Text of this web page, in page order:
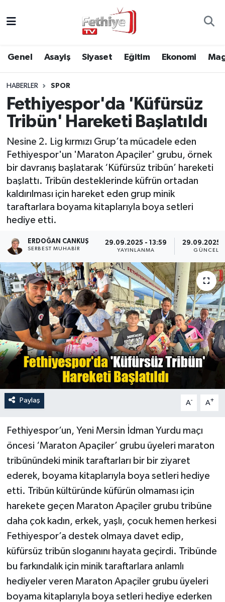
Genel Asayiş Siyaset Eğitim Ekonomi
HABERLER SPOR
Fethiyespor'da 'Küfürsüz
Tribün' Hareketi Başlatıldı
Nesine 2. Lig kırmızı Grup’ta mücadele eden
Fethiyespor'un 'Maraton Apaçiler' grubu, örnek
bir davranış başlatarak ‘Küfürsüz tribün’ hareketi
başlattı. Tribün desteklerinde küfrün ortadan
kaldırılması için hareket eden grup minik
taraftarlara boyama kitaplarıyla boya setleri
hediye etti.
ERDOĞAN CANKUŞ
SERBEST MUHABIR
29.09.2025 - 13:59
YAYINLANMA
29.09.2025
Paylaş A- A+
Fethiyespor’un, Yeni Mersin İdman Yurdu maçı
öncesi ‘Maraton Apaçiler’ grubu üyeleri maraton
tribünündeki minik taraftarları bir bir ziyaret
ederek, boyama kitaplarıyla boya setleri hediye
etti. Tribün kültüründe küfürün olmaması için
harekete geçen Maraton Apaçiler grubu tribüne
daha çok kadın, erkek, yaşlı, çocuk hemen herkesi
Fethiyespor’a destek olmaya davet edip,
küfürsüz tribün sloganını hayata geçirdi. Tribünde
bu farkındalık için minik taraftarlara anlamlı
hediyeler veren Maraton Apaçiler grubu üyeleri
boyama kitaplarıyla boya setleri hediye ederken
Asayiş
Eğitim
Ekonomi
Kültür
Magazin
Spor
Turizm
Muğla Hava Durumu
Muğla Namaz Vakitleri
Muğla Trafik Yoğunluk Haritası
Süper Lig Puan Durumu ve Fikstür
Tüm Manşetler
Son Dakika Haberleri
Haber Arşivi